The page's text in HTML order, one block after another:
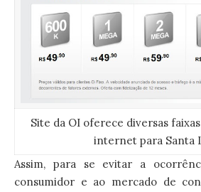
Site da OI oferece diversas
internet para Santa
Assim, para se evitar a
consumidor e ao mercado de